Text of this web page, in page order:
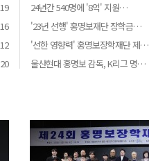
24년간 540명에 '8억' 지원…
'23년 선행' 홍명보재단 장학금…
'선한 영향력' 홍명보장학재단 제…
울산현대 홍명보 감독, K리그 명…